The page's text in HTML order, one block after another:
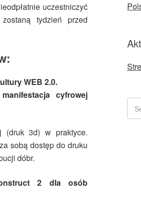
uczestniczyć
tydzień przed
WEB 2.0.
cyfrowej
(druk 3d) w praktyce.
sobą dostęp do druku
dóbr.
2 dla osób